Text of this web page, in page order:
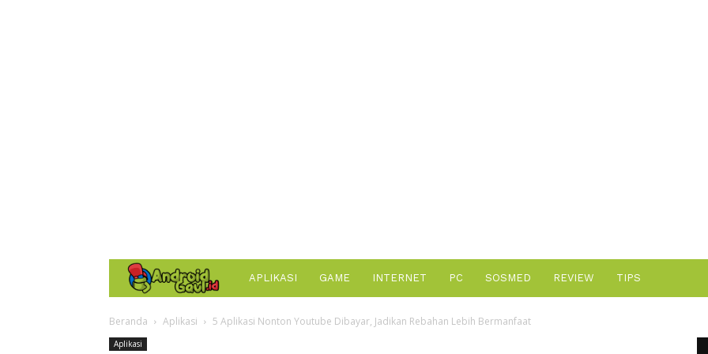
AndroidGaul.id
APLIKASI GAME INTERNET PC SOSMED REVIEW TIPS
Beranda Aplikasi 5 Aplikasi Nonton Youtube Dibayar, Jadikan Rebahan Lebih Bermanfaat
Aplikasi